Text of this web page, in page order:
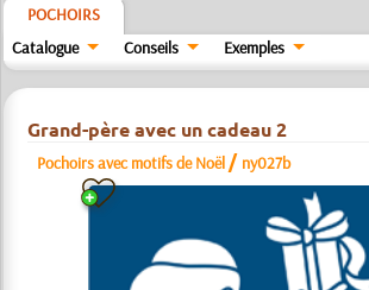
POCHOIRS
Catalogue
Conseils Exemples
Grand-père avec un cadeau 2
Pochoirs avec motifs de Noël / ny027b